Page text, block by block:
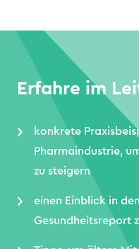
Erfahre im
konkrete
Pharmaindustrie,
zu steigern
einen Einblick in
Gesundheitsreport